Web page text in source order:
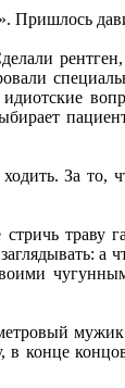
Пришлось
пациент
За то,
траву
в конце